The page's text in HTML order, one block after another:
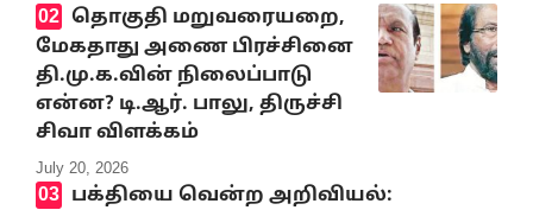
தொகுதி மறுவரையறை,
மேகதாது அணை பிரச்சினை
தி.மு.க.வின் நிலைப்பாடு
என்ன? டி.ஆர். பாலு, திருச்சி
சிவா விளக்கம்
July 20, 2026
பக்தியை வென்ற அறிவியல்: